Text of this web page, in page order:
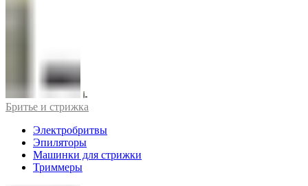
Бритье и стрижка
Электробритвы
Эпиляторы
Машинки для стрижки
Триммеры